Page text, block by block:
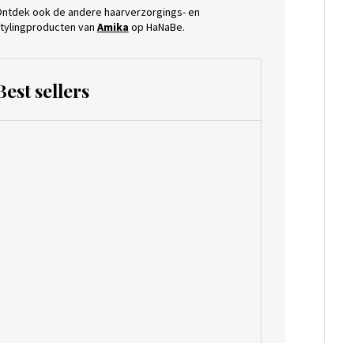
ook de andere haarverzorgings- en
van Amika op HaNaBe.
sellers